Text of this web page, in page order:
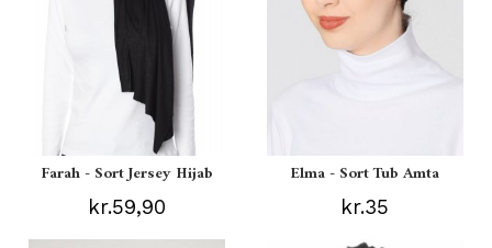
Farah - Sort Jersey Hijab
kr.59,90
Elma - Sort Tub Amta
kr.35